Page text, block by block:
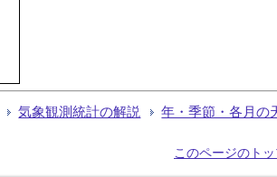
気象観測統計の解説 年・季節・各月の
このページのト